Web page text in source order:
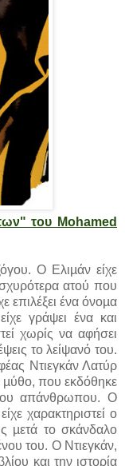
του Mohamed
Ο Ελιµάν είχε
ατού που
επιλέξει ένα όνοµα
γράψει ένα και
χωρίς να αφήσει
το λείψανό του.
Ντιεγκάν Λατύρ
µύθο, που εκδόθηκε
απάνθρωπου. Ο
χαρακτηριστεί ο
µετά το σκάνδαλο
του. Ο Ντιεγκάν,
και την ιστορία